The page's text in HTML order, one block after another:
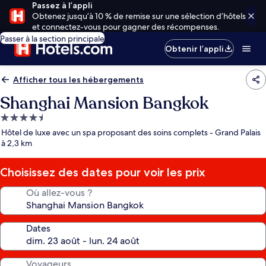
Passez à l’appli
Obtenez jusqu’à 10 % de remise sur une sélection d’hôtels
et connectez-vous pour gagner des récompenses.
Passer à la section principale
Obtenir l’appli
Afficher tous les hébergements
Shanghai Mansion Bangkok
Hébergement
4.5 étoiles
Hôtel de luxe avec un spa proposant des soins complets - Grand Palais
à 2,3 km
Choisissez des dates pour voir les prix
Où allez-vous ?
Dates